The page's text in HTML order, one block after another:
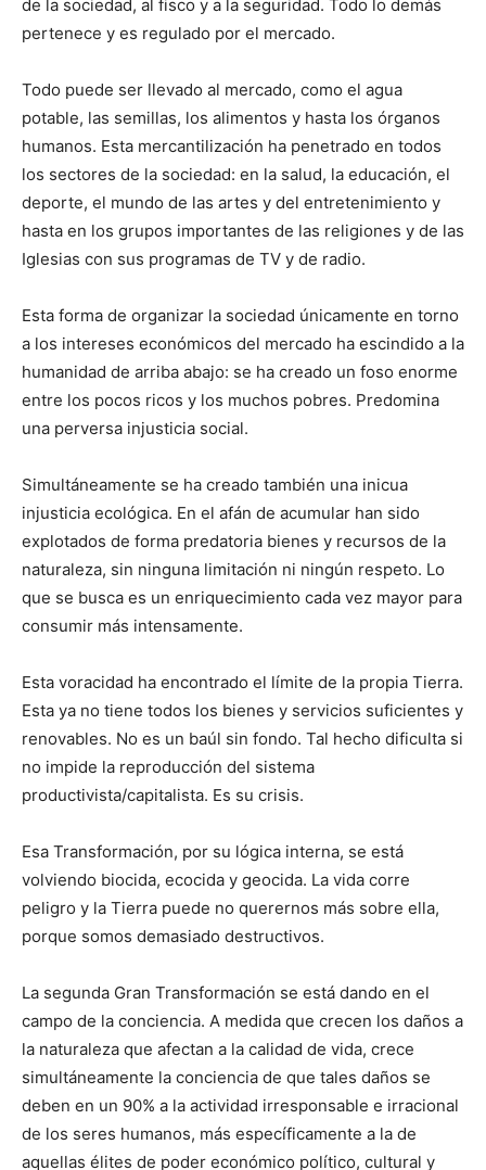
de la sociedad, al fisco y a la seguridad. Todo lo demás
pertenece y es regulado por el mercado.
Todo puede ser llevado al mercado, como el agua
potable, las semillas, los alimentos y hasta los órganos
humanos. Esta mercantilización ha penetrado en todos
los sectores de la sociedad: en la salud, la educación, el
deporte, el mundo de las artes y del entretenimiento y
hasta en los grupos importantes de las religiones y de las
Iglesias con sus programas de TV y de radio.
Esta forma de organizar la sociedad únicamente en torno
a los intereses económicos del mercado ha escindido a la
humanidad de arriba abajo: se ha creado un foso enorme
entre los pocos ricos y los muchos pobres. Predomina
una perversa injusticia social.
Simultáneamente se ha creado también una inicua
injusticia ecológica. En el afán de acumular han sido
explotados de forma predatoria bienes y recursos de la
naturaleza, sin ninguna limitación ni ningún respeto. Lo
que se busca es un enriquecimiento cada vez mayor para
consumir más intensamente.
Esta voracidad ha encontrado el límite de la propia Tierra.
Esta ya no tiene todos los bienes y servicios suficientes y
renovables. No es un baúl sin fondo. Tal hecho dificulta si
no impide la reproducción del sistema
productivista/capitalista. Es su crisis.
Esa Transformación, por su lógica interna, se está
volviendo biocida, ecocida y geocida. La vida corre
peligro y la Tierra puede no querernos más sobre ella,
porque somos demasiado destructivos.
La segunda Gran Transformación se está dando en el
campo de la conciencia. A medida que crecen los daños a
la naturaleza que afectan a la calidad de vida, crece
simultáneamente la conciencia de que tales daños se
deben en un 90% a la actividad irresponsable e irracional
de los seres humanos, más específicamente a la de
aquellas élites de poder económico político, cultural y